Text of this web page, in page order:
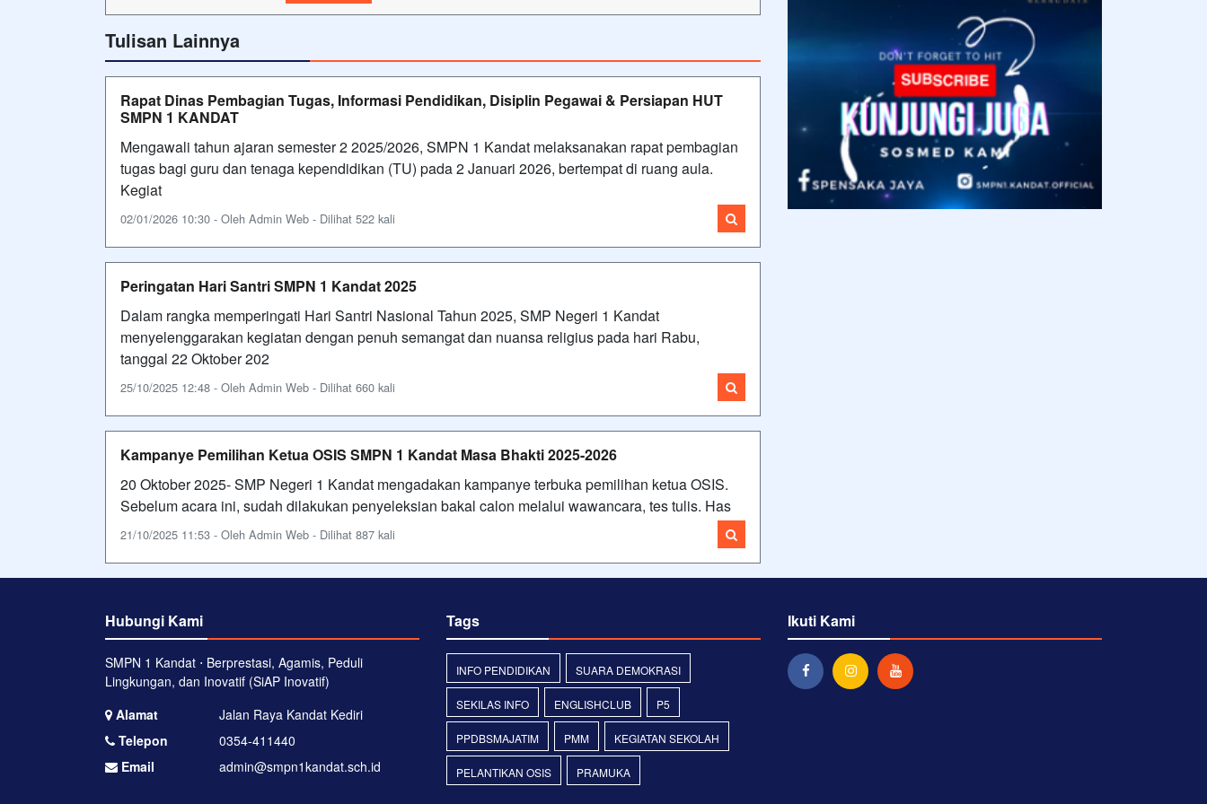
Tulisan Lainnya
Rapat Dinas Pembagian Tugas, Informasi Pendidikan, Disiplin Pegawai & Persiapan HUT
SMPN 1 KANDAT
Mengawali tahun ajaran semester 2 2025/2026, SMPN 1 Kandat melaksanakan rapat pembagian
tugas bagi guru dan tenaga kependidikan (TU) pada 2 Januari 2026, bertempat di ruang aula.
Kegiat
02/01/2026 10:30 - Oleh Admin Web - Dilihat 522 kali
Peringatan Hari Santri SMPN 1 Kandat 2025
Dalam rangka memperingati Hari Santri Nasional Tahun 2025, SMP Negeri 1 Kandat
menyelenggarakan kegiatan dengan penuh semangat dan nuansa religius pada hari Rabu,
tanggal 22 Oktober 202
25/10/2025 12:48 - Oleh Admin Web - Dilihat 660 kali
Kampanye Pemilihan Ketua OSIS SMPN 1 Kandat Masa Bhakti 2025-2026
20 Oktober 2025- SMP Negeri 1 Kandat mengadakan kampanye terbuka pemilihan ketua OSIS.
Sebelum acara ini, sudah dilakukan penyeleksian bakal calon melalui wawancara, tes tulis. Has
21/10/2025 11:53 - Oleh Admin Web - Dilihat 887 kali
Hubungi Kami
SMPN 1 Kandat ⋅ Berprestasi, Agamis, Peduli
Lingkungan, dan Inovatif (SiAP Inovatif)
Alamat
Jalan Raya Kandat Kediri
Telepon
0354-411440
Email
admin@smpn1kandat.sch.id
Tags
INFO PENDIDIKAN SUARA DEMOKRASI
SEKILAS INFO ENGLISHCLUB P5
PPDBSMAJATIM PMM KEGIATAN SEKOLAH
PELANTIKAN OSIS PRAMUKA
Ikuti Kami